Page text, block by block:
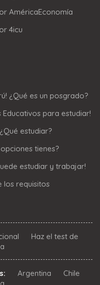
AméricaEconomía
4icu
¿Qué es un posgrado?
Educativos para estudiar!
estudiar?
tienes?
estudiar y trabajar!
los requisitos
Haz el test de
Argentina
Chile